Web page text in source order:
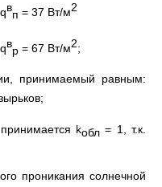
в
п = 37 Вт/м2
в
р = 67 Вт/м2;
принимаемый равным:
kобл= 1, т.к.
проникания солнечной